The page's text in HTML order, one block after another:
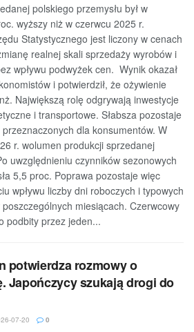
polskiego przemysłu był w
wyższy niż w czerwcu 2025 r.
Statystycznego jest liczony w cenach
realnej skali sprzedaży wyrobów i
wpływu podwyżek cen. Wynik okazał
i potwierdził, że ożywienie
Największą rolę odgrywają inwestycje
i transportowe. Słabsza pozostaje
dla konsumentów. W
r. wolumen produkcji sprzedanej
uwzględnieniu czynników sezonowych
5,5 proc. Poprawa pozostaje więc
wpływu liczby dni roboczych i typowych
miesiącach. Czerwcowy
podbity przez jeden...
potwierdza rozmowy o
Japończycy szukają drogi do
07-20 0